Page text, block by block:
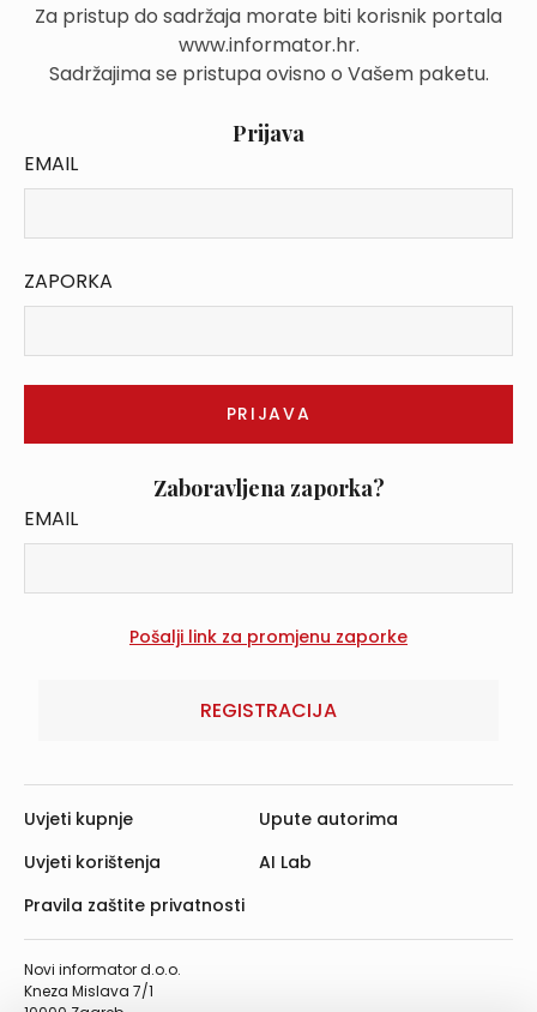
Za pristup do sadržaja morate biti korisnik portala
www.informator.hr.
Sadržajima se pristupa ovisno o Vašem paketu.
Prijava
EMAIL
ZAPORKA
Zaboravljena zaporka?
EMAIL
REGISTRACIJA
Novi informator d.o.o.
Kneza Mislava 7/1
Uvjeti kupnje
Uvjeti korištenja
Pravila zaštite privatnosti
Upute autorima
AI Lab